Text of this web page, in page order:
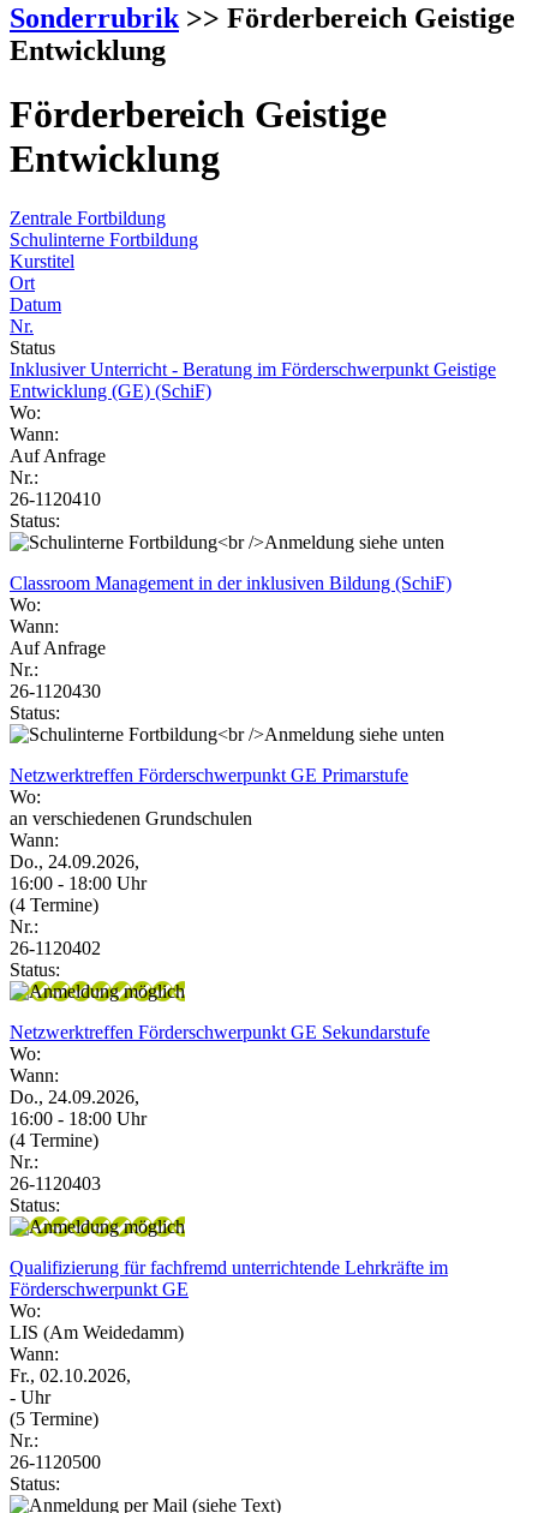
Sonderrubrik >> Förderbereich Geistige
Entwicklung
Förderbereich Geistige
Entwicklung
Zentrale Fortbildung
Schulinterne Fortbildung
Kurstitel
Ort
Datum
Nr.
Status
Inklusiver Unterricht - Beratung im Förderschwerpunkt Geistige
Entwicklung (GE) (SchiF)
Wo:
Wann:
Auf Anfrage
Nr.:
26-1120410
Status:
Classroom Management in der inklusiven Bildung (SchiF)
Wo:
Wann:
Auf Anfrage
Nr.:
26-1120430
Status:
Netzwerktreffen Förderschwerpunkt GE Primarstufe
Wo:
an verschiedenen Grundschulen
Wann:
Do., 24.09.2026,
16:00 - 18:00 Uhr
(4 Termine)
Nr.:
26-1120402
Status:
Netzwerktreffen Förderschwerpunkt GE Sekundarstufe
Wo:
Wann:
Do., 24.09.2026,
16:00 - 18:00 Uhr
(4 Termine)
Nr.:
26-1120403
Status:
Qualifizierung für fachfremd unterrichtende Lehrkräfte im
Förderschwerpunkt GE
Wo:
LIS (Am Weidedamm)
Wann:
Fr., 02.10.2026,
- Uhr
(5 Termine)
Nr.:
26-1120500
Status: